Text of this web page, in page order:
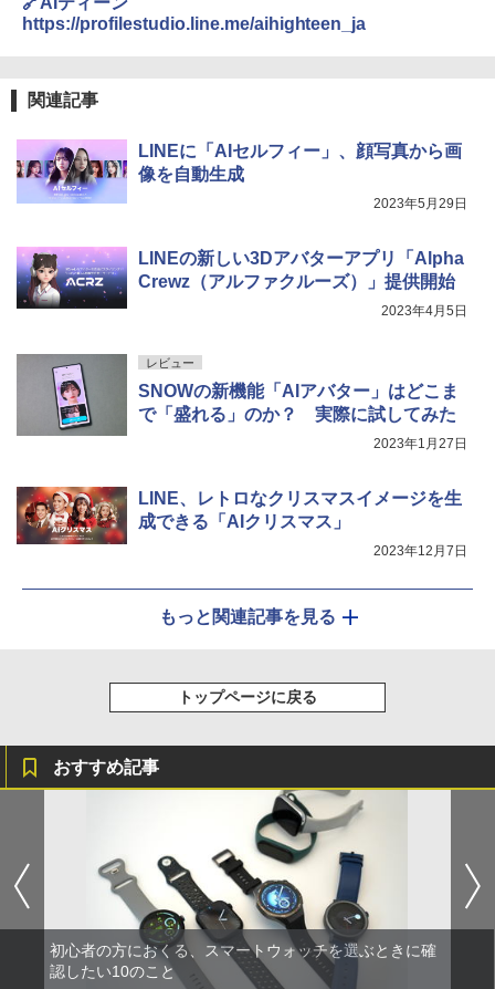
https://profilestudio.line.me/aihighteen_ja
関連記事
LINEに「AIセルフィー」、顔写真から画
像を自動生成
2023年5月29日
LINEの新しい3Dアバターアプリ「Alpha
Crewz（アルファクルーズ）」提供開始
2023年4月5日
レビュー
SNOWの新機能「AIアバター」はどこま
で「盛れる」のか？ 実際に試してみた
2023年1月27日
LINE、レトロなクリスマスイメージを生
成できる「AIクリスマス」
2023年12月7日
もっと関連記事を見る
トップページに戻る
おすすめ記事
初心者の方におくる、スマートウォッチを選ぶときに確
認したい10のこと